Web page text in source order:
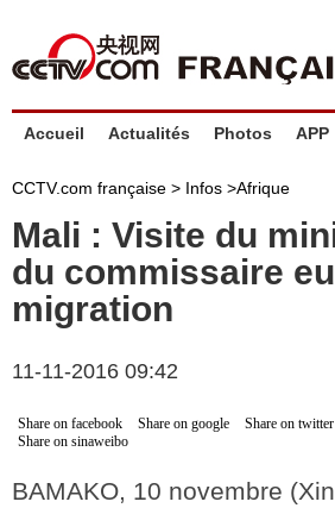
Accueil Actualités Photos APP
CCTV.com française > Infos >Afrique
Mali : Visite du
du commissaire
migration
11-11-2016 09:42
Share on facebook Share on google
Share on twitter
Share on sinaweibo
BAMAKO, 10 novembre